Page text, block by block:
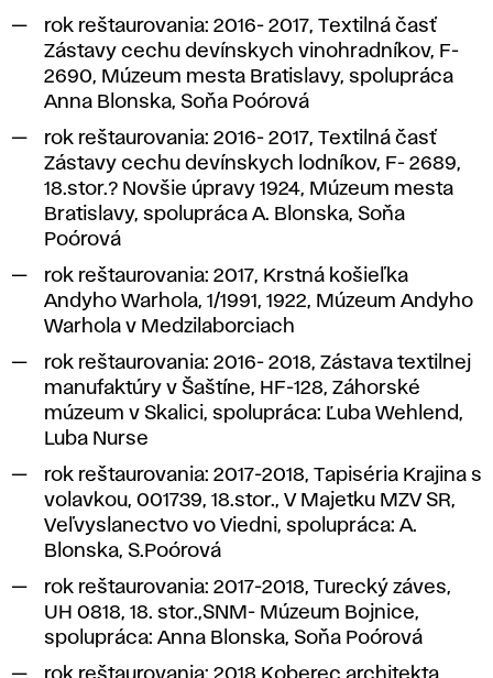
rok reštaurovania: 2016- 2017, Textilná časť
Zástavy cechu devínskych vinohradníkov, F-
2690, Múzeum mesta Bratislavy, spolupráca
Anna Blonska, Soňa Poórová
rok reštaurovania: 2016- 2017, Textilná časť
Zástavy cechu devínskych lodníkov, F- 2689,
18.stor.? Novšie úpravy 1924, Múzeum mesta
Bratislavy, spolupráca A. Blonska, Soňa
Poórová
rok reštaurovania: 2017, Krstná košieľka
Andyho Warhola, 1/1991, 1922, Múzeum Andyho
Warhola v Medzilaborciach
rok reštaurovania: 2016- 2018, Zástava textilnej
manufaktúry v Šaštíne, HF-128, Záhorské
múzeum v Skalici, spolupráca: Ľuba Wehlend,
Luba Nurse
rok reštaurovania: 2017-2018, Tapiséria Krajina s
volavkou, 001739, 18.stor., V Majetku MZV SR,
Veľvyslanectvo vo Viedni, spolupráca: A.
Blonska, S.Poórová
rok reštaurovania: 2017-2018, Turecký záves,
UH 0818, 18. stor.,SNM- Múzeum Bojnice,
spolupráca: Anna Blonska, Soňa Poórová